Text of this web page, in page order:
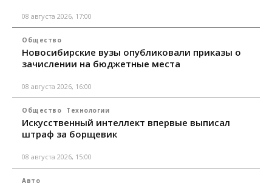
08 августа 2026, 17:00
Общество
Новосибирские вузы опубликовали приказы о
зачислении на бюджетные места
08 августа 2026, 16:00
Общество Технологии
Искусственный интеллект впервые выписал
штраф за борщевик
08 августа 2026, 15:00
Авто